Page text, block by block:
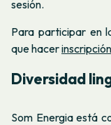
sesión.
Para participar en
que hacer
Diversidad
Som Energia está